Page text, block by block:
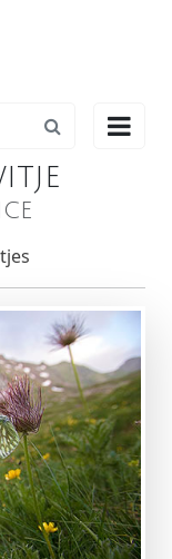
